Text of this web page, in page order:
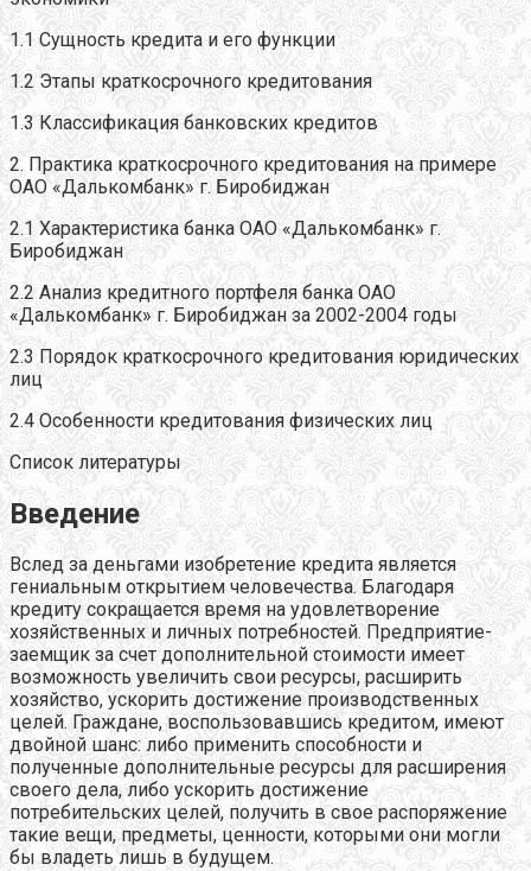
1.1 Сущность кредита и его функции
1.2 Этапы краткосрочного кредитования
1.3 Классификация банковских кредитов
2. Практика краткосрочного кредитования на примере
ОАО «Далькомбанк» г. Биробиджан
2.1 Характеристика банка ОАО «Далькомбанк» г.
Биробиджан
2.2 Анализ кредитного портфеля банка ОАО
«Далькомбанк» г. Биробиджан за 2002-2004 годы
2.3 Порядок краткосрочного кредитования юридических
лиц
2.4 Особенности кредитования физических лиц
Список литературы
Введение
Вслед за деньгами изобретение кредита является
гениальным открытием человечества. Благодаря
кредиту сокращается время на удовлетворение
хозяйственных и личных потребностей. Предприятие-
заемщик за счет дополнительной стоимости имеет
возможность увеличить свои ресурсы, расширить
хозяйство, ускорить достижение производственных
целей. Граждане, воспользовавшись кредитом, имеют
двойной шанс: либо применить способности и
полученные дополнительные ресурсы для расширения
своего дела, либо ускорить достижение
потребительских целей, получить в свое распоряжение
такие вещи, предметы, ценности, которыми они могли
бы владеть лишь в будущем.